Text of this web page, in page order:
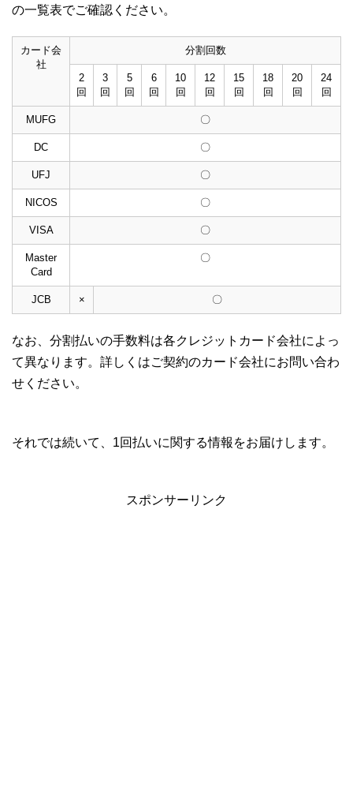
の一覧表でご確認ください。
カード会
社
分割回数
2
回
3
回
5
回
6
回
10
回
12
回
15
回
18
回
20
回
24
回
MUFG 〇
DC 〇
UFJ 〇
NICOS 〇
VISA 〇
Master
Card
〇
JCB × 〇
なお、分割払いの手数料は各クレジットカード会社によっ
て異なります。詳しくはご契約のカード会社にお問い合わ
せください。
それでは続いて、1回払いに関する情報をお届けします。
スポンサーリンク